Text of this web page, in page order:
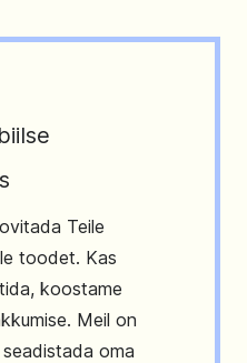
Teile
toodet. Kas
koostame
Meil on
oma